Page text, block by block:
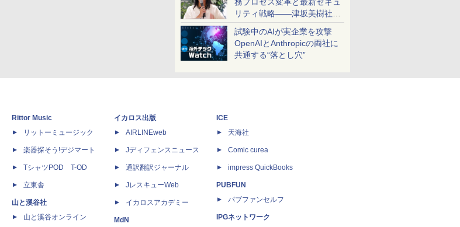
リティ戦略――津坂美樹社長
が2027年度戦略を説明
試験中のAIが実企業を攻撃
OpenAIとAnthropicの両社に
共通する“落とし穴”
Rittor Music
リットーミュージック
楽器探そう!デジマート
TシャツPOD T-OD
立東舎
山と溪谷社
山と溪谷オンライン
イカロス出版
AIRLINEweb
Jディフェンスニュース
通訳翻訳ジャーナル
JレスキューWeb
イカロスアカデミー
MdN
ICE
天海社
Comic curea
impress QuickBooks
PUBFUN
パブファンセルフ
IPGネットワーク